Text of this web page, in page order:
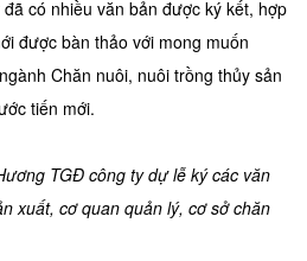
có nhiều văn bản được ký kết, hợp
được bàn thảo với mong muốn
Chăn nuôi, nuôi trồng thủy sản
tiến mới.
TGĐ công ty dự lễ ký các văn
xuất, cơ quan quản lý, cơ sở chăn